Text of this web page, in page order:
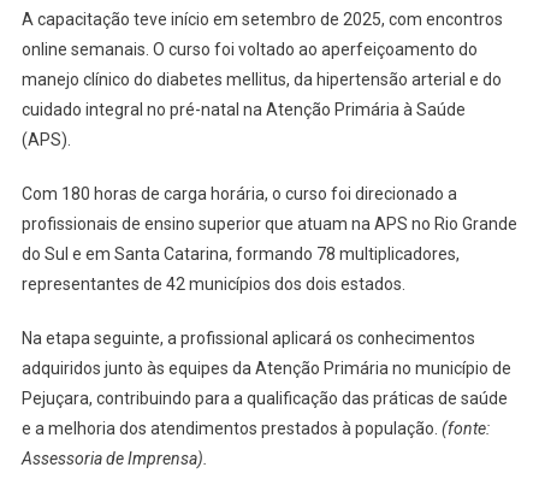
A capacitação teve início em setembro de 2025, com encontros
online semanais. O curso foi voltado ao aperfeiçoamento do
manejo clínico do diabetes mellitus, da hipertensão arterial e do
cuidado integral no pré-natal na Atenção Primária à Saúde
(APS).
Com 180 horas de carga horária, o curso foi direcionado a
profissionais de ensino superior que atuam na APS no Rio Grande
do Sul e em Santa Catarina, formando 78 multiplicadores,
representantes de 42 municípios dos dois estados.
Na etapa seguinte, a profissional aplicará os conhecimentos
adquiridos junto às equipes da Atenção Primária no município de
Pejuçara, contribuindo para a qualificação das práticas de saúde
e a melhoria dos atendimentos prestados à população. (fonte:
Assessoria de Imprensa).